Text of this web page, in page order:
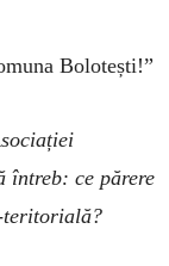
Bolotești!”
întreb: ce părere
teritorială?